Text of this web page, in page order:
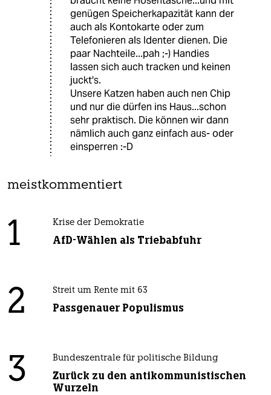
genügen Speicherkapazität kann der
auch als Kontokarte oder zum
Telefonieren als Identer dienen. Die
paar Nachteile...pah ;-) Handies
lassen sich auch tracken und keinen
juckt's.
Unsere Katzen haben auch nen Chip
und nur die dürfen ins Haus...schon
sehr praktisch. Die können wir dann
nämlich auch ganz einfach aus- oder
einsperren :-D
meistkommentiert
1 Krise der Demokratie
AfD-Wählen als Triebabfuhr
2 Streit um Rente mit 63
Passgenauer Populismus
3 Bundeszentrale für politische Bildung
Zurück zu den antikommunistischen
Wurzeln